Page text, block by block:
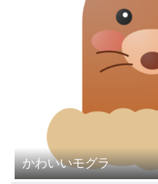
かわいいモグラ